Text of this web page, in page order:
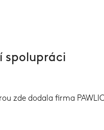
spolupráci
zde dodala firma